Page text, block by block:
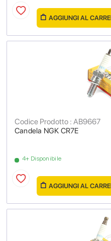
AGGIUNGI AL
Candela NGK CR7E
Codice Prodotto : AB9667
4+ Disponibile
AGGIUNGI AL